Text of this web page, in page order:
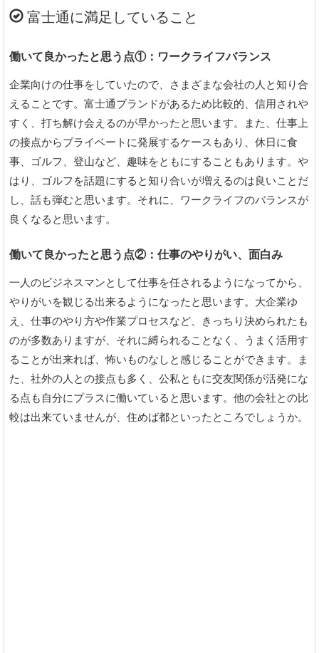
富士通に満足していること
働いて良かったと思う点①：ワークライフバランス
企業向けの仕事をしていたので、さまざまな会社の人と知り合
えることです。富士通ブランドがあるため比較的、信用されや
すく、打ち解け会えるのが早かったと思います。また、仕事上
の接点からプライベートに発展するケースもあり、休日に食
事、ゴルフ、登山など、趣味をともにすることもあります。や
はり、ゴルフを話題にすると知り合いが増えるのは良いことだ
し、話も弾むと思います。それに、ワークライフのバランスが
良くなると思います。
働いて良かったと思う点②：仕事のやりがい、面白み
一人のビジネスマンとして仕事を任されるようになってから、
やりがいを観じる出来るようになったと思います。大企業ゆ
え、仕事のやり方や作業プロセスなど、きっちり決められたも
のが多数ありますが、それに縛られることなく、うまく活用す
ることが出来れば、怖いものなしと感じることができます。ま
た、社外の人との接点も多く、公私ともに交友関係が活発にな
る点も自分にプラスに働いていると思います。他の会社との比
較は出来ていませんが、住めば都といったところでしょうか。